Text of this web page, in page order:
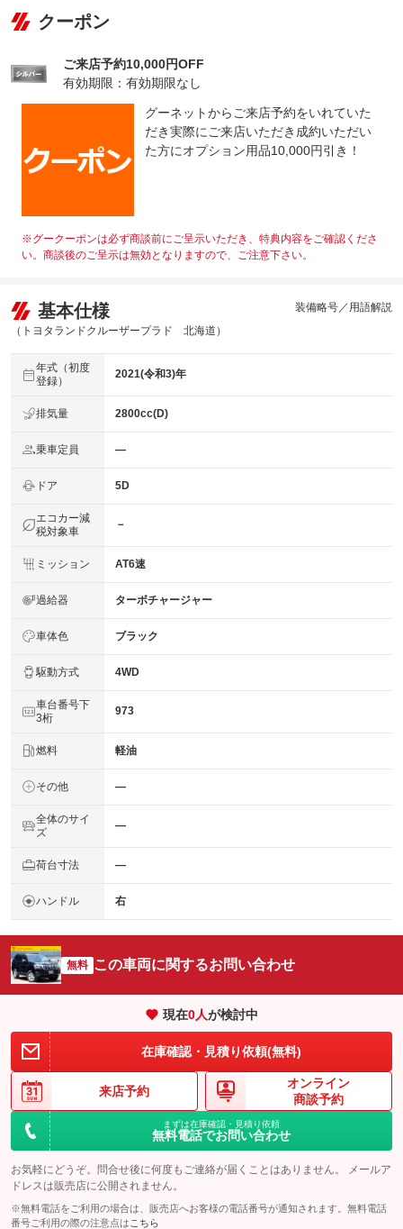
クーポン
ご来店予約10,000円OFF
有効期限：有効期限なし
グーネットからご来店予約をいれていた
だき実際にご来店いただき成約いただい
た方にオプション用品10,000円引き！
※グークーポンは必ず商談前にご呈示いただき、特典内容をご確認くださ
い。商談後のご呈示は無効となりますので、ご注意下さい。
基本仕様
（トヨタランドクルーザープラド 北海道）
装備略号／用語解説
年式（初度
登録）
2021(令和3)年
排気量 2800cc(D)
乗車定員 ―
ドア 5D
エコカー減
税対象車
－
ミッション AT6速
過給器 ターボチャージャー
車体色 ブラック
駆動方式 4WD
車台番号下
3桁
973
燃料 軽油
その他 ―
全体のサイ
ズ
―
荷台寸法 ―
ハンドル 右
無料 この車両に関するお問い合わせ
現在0人が検討中
在庫確認・見積り依頼(無料)
来店予約
オンライン
商談予約
まずは在庫確認・見積り依頼
無料電話でお問い合わせ
お気軽にどうぞ。問合せ後に何度もご連絡が届くことはありません。 メールア
ドレスは販売店に公開されません。
※無料電話をご利用の場合は、販売店へお客様の電話番号が通知されます。無料電話
番号ご利用の際の注意点は こちら